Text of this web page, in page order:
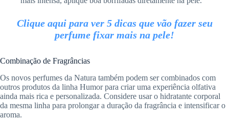
Clique aqui para ver 5 dicas que vão fazer seu
perfume fixar mais na pele!
Combinação de Fragrâncias
Os novos perfumes da Natura também podem ser combinados com
outros produtos da linha Humor para criar uma experiência olfativa
ainda mais rica e personalizada. Considere usar o hidratante corporal
da mesma linha para prolongar a duração da fragrância e intensificar o
aroma.